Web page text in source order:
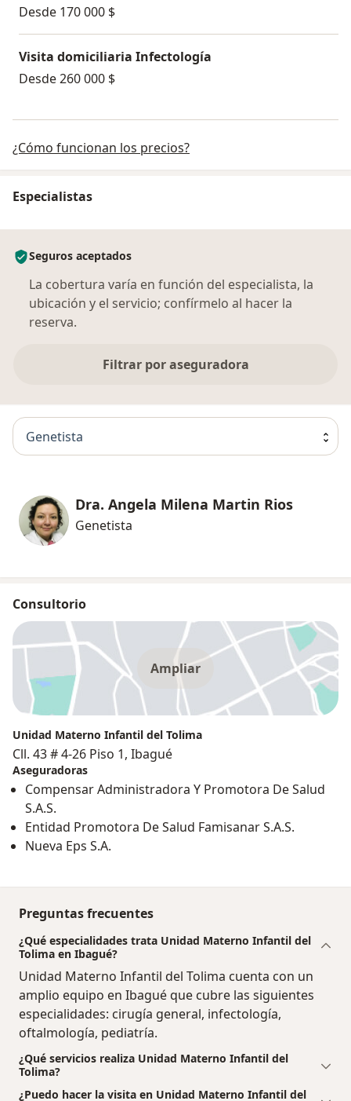
Desde 170 000 $
Visita domiciliaria Infectología
Desde 260 000 $
¿Cómo funcionan los precios?
Especialistas
Seguros aceptados
La cobertura varía en función del especialista, la
ubicación y el servicio; confírmelo al hacer la
reserva.
Filtrar por aseguradora
Genetista
Dra. Angela Milena Martin Rios
Genetista
Consultorio
Ampliar
Unidad Materno Infantil del Tolima
Cll. 43 # 4-26 Piso 1, Ibagué
Aseguradoras
Compensar Administradora Y Promotora De Salud
S.A.S.
Entidad Promotora De Salud Famisanar S.A.S.
Nueva Eps S.A.
Preguntas frecuentes
¿Qué especialidades trata Unidad Materno Infantil del
Tolima en Ibagué?
Unidad Materno Infantil del Tolima cuenta con un
amplio equipo en Ibagué que cubre las siguientes
especialidades: cirugía general, infectología,
oftalmología, pediatría.
¿Qué servicios realiza Unidad Materno Infantil del
Tolima?
¿Puedo hacer la visita en Unidad Materno Infantil del